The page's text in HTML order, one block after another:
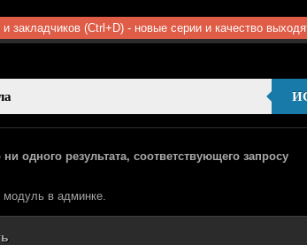
закладчиков (Ctrl+D) - новые серии и качество
одного результата, соответствующего запросу
в админке.